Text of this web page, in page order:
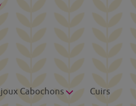
Cabochons Cuirs